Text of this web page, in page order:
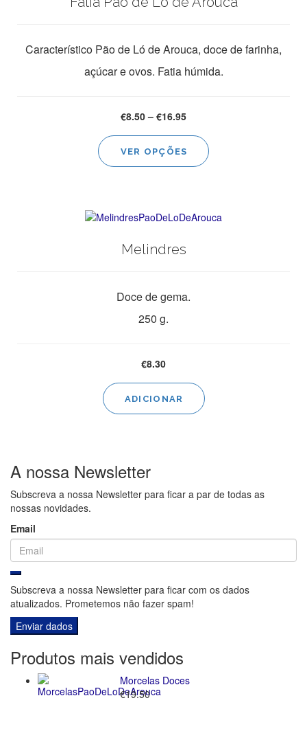
Característico Pão de Ló de Arouca, doce de farinha,
açúcar e ovos. Fatia húmida.
€8.50– €16.95
VER OPÇÕES
This
product
options
Melindres
Doce de gema.
250 g.
€8.30
ADICIONAR
A nossa Newsletter
Subscreva a nossa Newsletter para ficar a par de todas as
nossas novidades.
Email
Subscreva a nossa Newsletter para ficar com os dados
atualizados. Prometemos não fazer spam!
Produtos mais vendidos
Morcelas Doces
€19.50